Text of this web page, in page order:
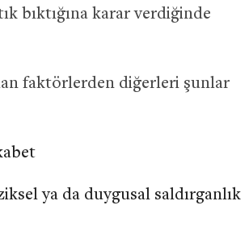
bıktığına karar verdiğinde
faktörlerden diğerleri şunlar
ya da duygusal saldırganlık